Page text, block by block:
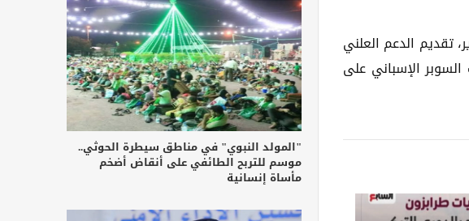
تقديم الدعم العلني
السوبر الإسباني على
"المولد النبوي" في مناطق سيطرة الحوثي..
موسم للتربح الطائفي على أنقاض أضخم
مأساة إنسانية